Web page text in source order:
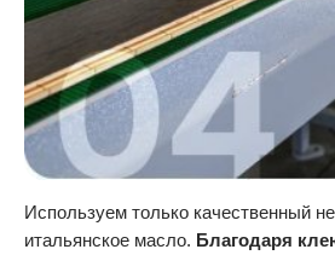
Используем только качественный
итальянское масло. Благодаря